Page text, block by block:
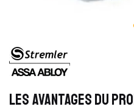
LES AVANTAGES DU